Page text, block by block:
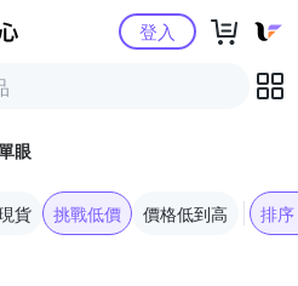
Yahoo購物中心登入
眼
貨 挑戰低價 價格低到高 排序